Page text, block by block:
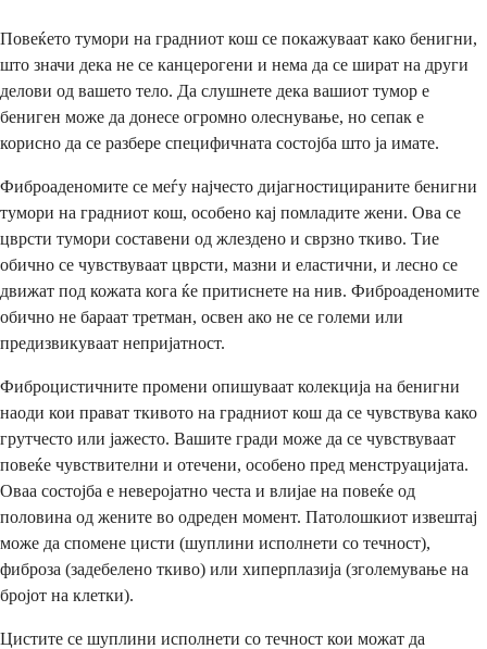
Повеќето тумори на градниот кош се покажуваат како бенигни,
што значи дека не се канцерогени и нема да се шират на други
делови од вашето тело. Да слушнете дека вашиот тумор е
бениген може да донесе огромно олеснување, но сепак е
корисно да се разбере специфичната состојба што ја имате.
Фиброаденомите се меѓу најчесто дијагностицираните бенигни
тумори на градниот кош, особено кај помладите жени. Ова се
цврсти тумори составени од жлездено и сврзно ткиво. Тие
обично се чувствуваат цврсти, мазни и еластични, и лесно се
движат под кожата кога ќе притиснете на нив. Фиброаденомите
обично не бараат третман, освен ако не се големи или
предизвикуваат непријатност.
Фиброцистичните промени опишуваат колекција на бенигни
наоди кои прават ткивото на градниот кош да се чувствува како
грутчесто или јажесто. Вашите гради може да се чувствуваат
повеќе чувствителни и отечени, особено пред менструацијата.
Оваа состојба е неверојатно честа и влијае на повеќе од
половина од жените во одреден момент. Патолошкиот извештај
може да спомене цисти (шуплини исполнети со течност),
фиброза (задебелено ткиво) или хиперплазија (зголемување на
бројот на клетки).
Цистите се шуплини исполнети со течност кои можат да